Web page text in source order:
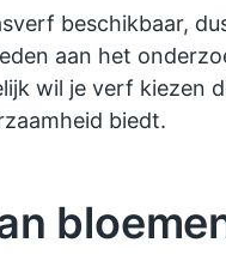
beschikbaar,
aan het
wil je verf kiezen
biedt.